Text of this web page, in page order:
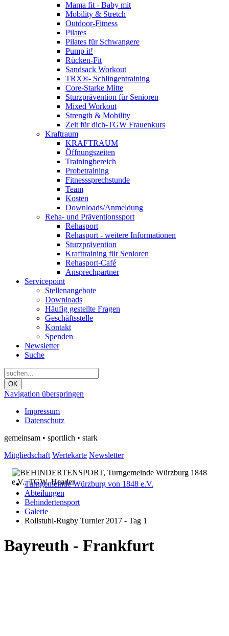
Mama fit - Baby mit
Mobility & Stretch
Outdoor-Fitness
Pilates
Pilates für Schwangere
Pump it!
Rücken-Fit
Sandsack Workout
TRX®- Schlingentraining
Core-Starke Mitte
Sturzprävention für Senioren
Mixed Workout
Strength & Mobility
Zeit für dich-TGW Frauenkurs
Kraftraum
KRAFTRAUM
Öffnungszeiten
Trainingbereich
Probetraining
Fitnesssprechstunde
Team
Kosten
Downloads/Anmeldung
Reha- und Präventionssport
Rehasport
Rehasport - weitere Informationen
Sturzprävention
Krafttraining für Senioren
Rehasport-Café
Ansprechpartner
Servicepoint
Stellenangebote
Downloads
Häufig gestellte Fragen
Geschäftsstelle
Kontakt
Spenden
Newsletter
Suche
OK
Navigation überspringen
Impressum
Datenschutz
gemeinsam • sportlich • stark
Mitgliedschaft Wertekarte Newsletter
Turngemeinde Würzburg von 1848 e.V.
Abteilungen
Behindertensport
Galerie
Rollstuhl-Rugby Turnier 2017 - Tag 1
Bayreuth - Frankfurt